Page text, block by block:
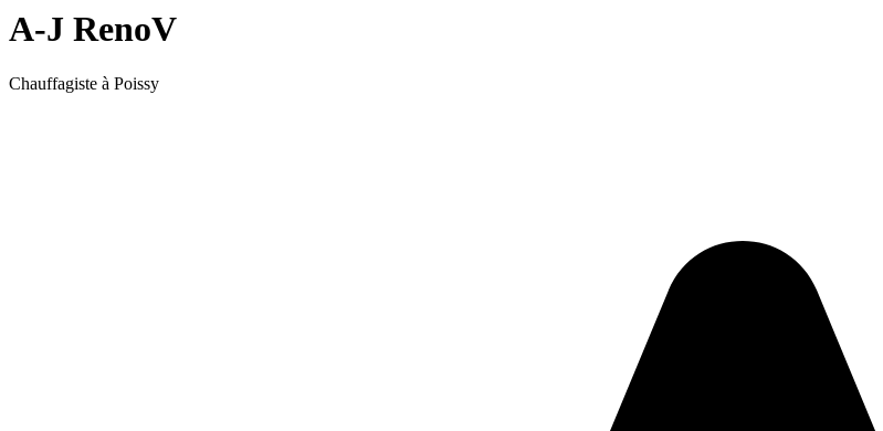
A-J RenoV
Chauffagiste à Poissy